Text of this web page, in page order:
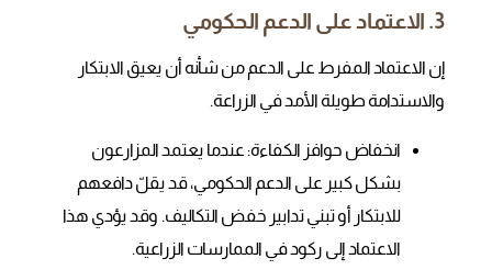
3. الاعتماد على الدعم الحكومي
إن الاعتماد المفرط على الدعم من شأنه أن يعيق الابتكار
والاستدامة طويلة الأمد في الزراعة.
انخفاض حوافز الكفاءة: عندما يعتمد المزارعون
بشكل كبير على الدعم الحكومي، قد يقلّ دافعهم
للابتكار أو تبني تدابير خفض التكاليف. وقد يؤدي هذا
الاعتماد إلى ركود في الممارسات الزراعية.